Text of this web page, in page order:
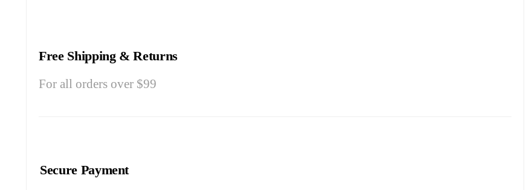
Free Shipping & Returns
For all orders over $99
Secure Payment